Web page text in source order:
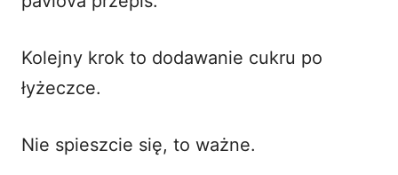
Kolejny krok to dodawanie cukru po
łyżeczce.
Nie spieszcie się, to ważne.